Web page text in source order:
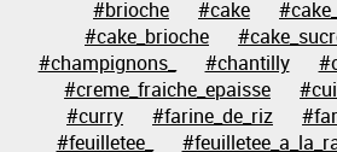
#brioche
#cake
#cake_brioche
#champignons_
#chantilly
#creme_fraiche_epaisse
#curry
#farine_de_riz
#feuilletee_